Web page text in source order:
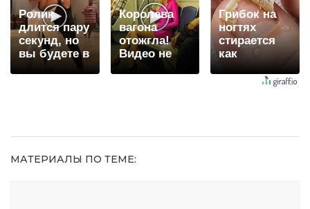
Ролик
длится пару
секунд, но
вы будете в
шоке от
Королева
вагона
отожгла!
Видео не
оставит
Грибок на
ногтях
стирается
как
ластиком!
Простой
МАТЕРИАЛЫ ПО ТЕМЕ: